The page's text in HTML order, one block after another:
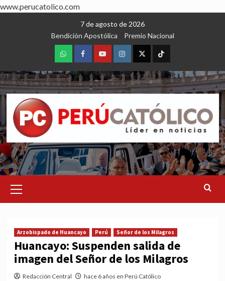
www.perucatolico.com
7 de agosto de 2026
Bendición Apostólica
Premio Nacional
WhatsAppFacebookYoutubeInstagram
X TikTok
Menu
Arzobispado de Huancayo Perú Señor de los Milagros
Huancayo: Suspenden salida de
imagen del Señor de los Milagros
Redacción Central hace 6 años en Perú Católico